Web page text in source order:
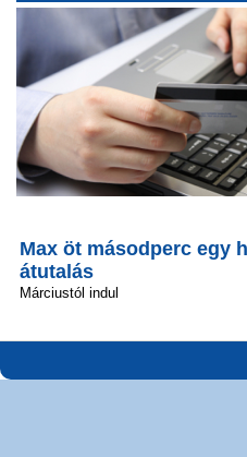
Max öt másodperc egy
átutalás
Márciustól indul